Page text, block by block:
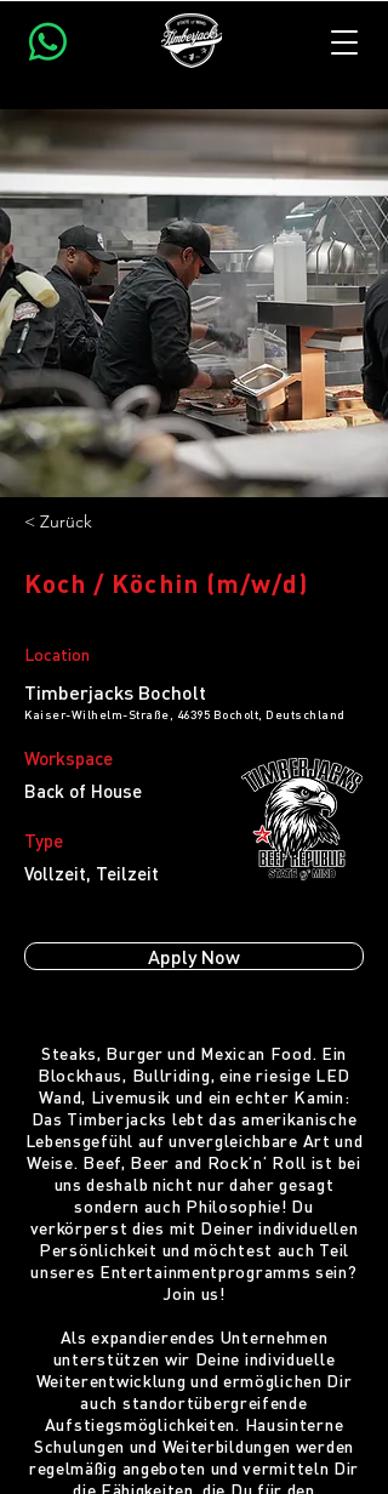
< Zurück
Koch / Köchin (m/w/d)
Location
Timberjacks Bocholt
Kaiser-Wilhelm-Straße, 46395 Bocholt, Deutschland
Workspace
Back of House
Type
Vollzeit, Teilzeit
Apply Now
Steaks, Burger und Mexican Food. Ein
Blockhaus, Bullriding, eine riesige LED
Wand, Livemusik und ein echter Kamin:
Das Timberjacks lebt das amerikanische
Lebensgefühl auf unvergleichbare Art und
Weise. Beef, Beer and Rock’n‘ Roll ist bei
uns deshalb nicht nur daher gesagt
sondern auch Philosophie! Du
verkörperst dies mit Deiner individuellen
Persönlichkeit und möchtest auch Teil
unseres Entertainmentprogramms sein?
Join us!
Als expandierendes Unternehmen
unterstützen wir Deine individuelle
Weiterentwicklung und ermöglichen Dir
auch standortübergreifende
Aufstiegsmöglichkeiten. Hausinterne
Schulungen und Weiterbildungen werden
regelmäßig angeboten und vermitteln Dir
die Fähigkeiten, die Du für den